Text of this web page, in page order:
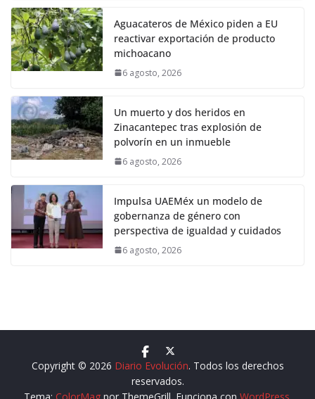
Aguacateros de México piden a EU
reactivar exportación de producto
michoacano
6 agosto, 2026
Un muerto y dos heridos en
Zinacantepec tras explosión de
polvorín en un inmueble
6 agosto, 2026
Impulsa UAEMéx un modelo de
gobernanza de género con
perspectiva de igualdad y cuidados
6 agosto, 2026
Copyright © 2026 Diario Evolución. Todos los derechos
reservados.